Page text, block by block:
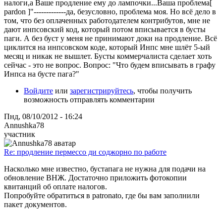
налоги,а Ваше продление ему до лампочки...Ваша проблема[
pardon ]"-------------да, безусловно, проблема моя. Но всё дело в
том, что без оплаченных работодателем контрибутов, мне не
дают инпсовский код, который потом вписывается в бусты
паги. А без буст у меня не принимают доки на продление. Всё
циклится на инпсовском коде, который Инпс мне шлёт 5-ый
месяц и никак не вышлет. Бусты коммерчалиста сделает хоть
сейчас - это не вопрос. Вопрос: "Что будем вписывать в графу
Инпса на бусте пага?"
Войдите или зарегистрируйтесь, чтобы получить
возможность отправлять комментарии
Пнд, 08/10/2012 - 16:24
Annushka78
участник
Re: продление пермессо ди соджорно по работе
Насколько мне известно, бустапага не нужна для подачи на
обновление ВНЖ. Достаточно приложить фотокопии
квитанций об оплате налогов.
Попробуйте обратиться в patronato, где бы вам заполнили
пакет документов.